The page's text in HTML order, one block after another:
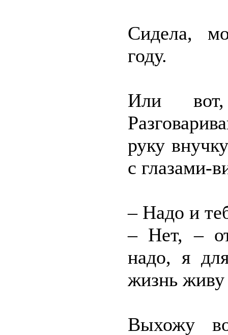
Сидела,
году.
Или
руку
с глазами-
– Надо и
– Нет, –
надо, я
жизнь живу
Выхожу